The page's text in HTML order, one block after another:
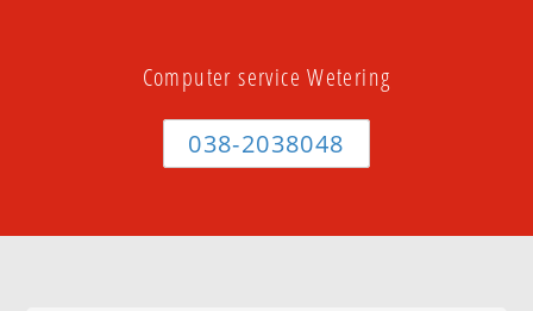
Computer service Wetering
038-2038048